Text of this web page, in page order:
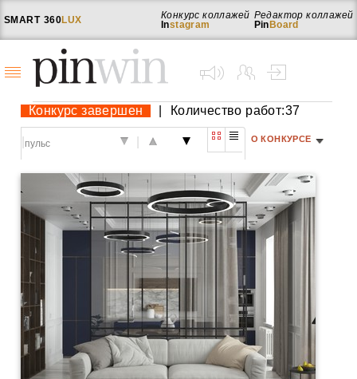
SMART 360LUX
Редактор коллажей
Pin Board
Конкурс коллажей
Instagram
Конкурс завершен Количество работ:37
О КОНКУРСЕ